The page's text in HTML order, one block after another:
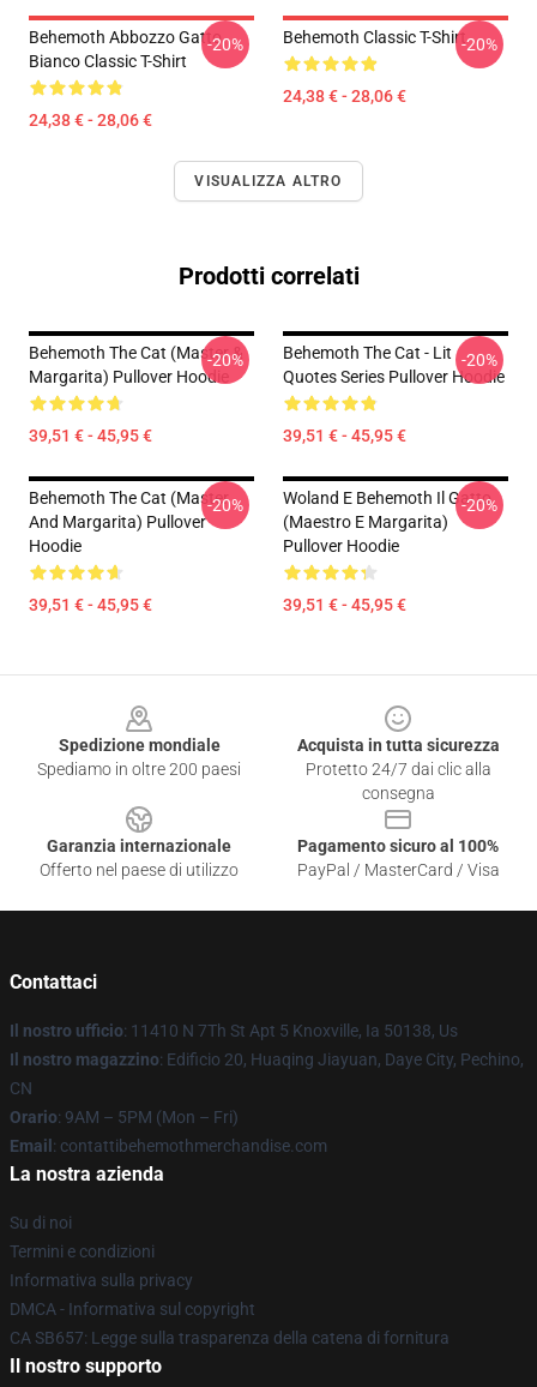
Behemoth Abbozzo Gatto.
Bianco Classic T-Shirt
24,38 € - 28,06 €
-20% Behemoth Classic T-Shirt
24,38 € - 28,06 €
-20%
VISUALIZZA ALTRO
Prodotti correlati
Behemoth The Cat (Master &
Margarita) Pullover Hoodie
39,51 € - 45,95 €
-20%
Behemoth The Cat - Lit
Quotes Series Pullover Hoodie
39,51 € - 45,95 €
-20%
Behemoth The Cat (Master
And Margarita) Pullover
Hoodie
39,51 € - 45,95 €
-20%
Woland E Behemoth Il Gatto
(Maestro E Margarita)
Pullover Hoodie
39,51 € - 45,95 €
-20%
Spedizione mondiale
Spediamo in oltre 200 paesi
Acquista in tutta sicurezza
Protetto 24/7 dai clic alla
consegna
Garanzia internazionale
Offerto nel paese di utilizzo
Pagamento sicuro al 100%
PayPal / MasterCard / Visa
Contattaci
Il nostro ufficio: 11410 N 7Th St Apt 5 Knoxville, Ia 50138, Us
Il nostro magazzino: Edificio 20, Huaqing Jiayuan, Daye City, Pechino,
CN
Orario: 9AM – 5PM (Mon – Fri)
Email : contattibehemothmerchandise.com
La nostra azienda
Su di noi
Termini e condizioni
Informativa sulla privacy
DMCA - Informativa sul copyright
CA SB657: Legge sulla trasparenza della catena di fornitura
Il nostro supporto